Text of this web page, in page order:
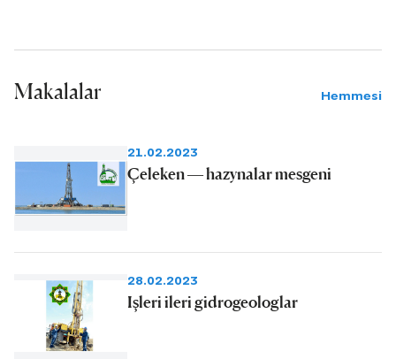
Makalalar Hemmesi
21.02.2023
Çeleken — hazynalar mesgeni
28.02.2023
Işleri ileri gidrogeologlar